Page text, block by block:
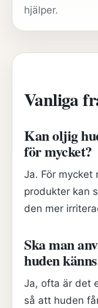
hjälper.
Vanliga
Kan oljig
för mycket?
Ja. För mycket
produkter kan
den mer
Ska man
huden
Ja, ofta är det
så att huden